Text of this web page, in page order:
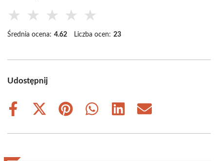
★ ★ ★ ★ ★
Średnia ocena: 4.62 Liczba ocen: 23
Udostępnij
Share
Share
(Twitter)
Share
Share
Share
Share